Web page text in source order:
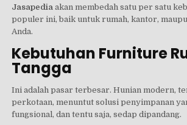
Jasapedia akan membedah satu per satu
populer ini, baik untuk rumah, kantor,
Anda.
Kebutuhan Furniture
Tangga
Ini adalah pasar terbesar. Hunian modern,
perkotaan, menuntut solusi penyimpanan
fungsional, dan tentu saja, sedap dipandang.